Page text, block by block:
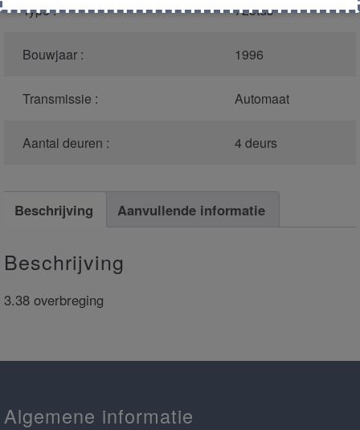
Type : 725tds
Bouwjaar : 1996
Transmissie : Automaat
Aantal deuren : 4 deurs
Beschrijving Aanvullende informatie
Beschrijving
3.38 overbreging
Algemene informatie